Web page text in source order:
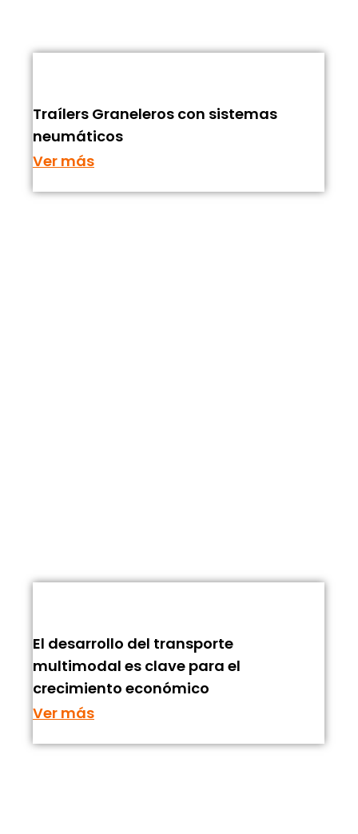
Traílers Graneleros con sistemas
neumáticos
Ver más
El desarrollo del transporte
multimodal es clave para el
crecimiento económico
Ver más